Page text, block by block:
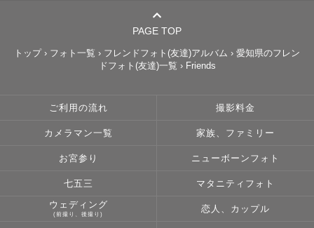
PAGE TOP
トップ › フォト一覧 › フレンドフォト(友達)アルバム › 愛知県のフレン
ドフォト(友達)一覧 › Friends
ご利用の流れ 撮影料金
カメラマン一覧 家族、ファミリー
お宮参り ニューボーンフォト
七五三 マタニティフォト
ウェディング
(前撮り、後撮り)
恋人、カップル